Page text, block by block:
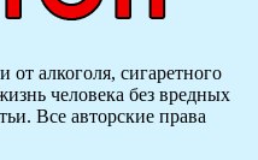
алкоголя, сигаретного
человека без вредных
Все авторские права